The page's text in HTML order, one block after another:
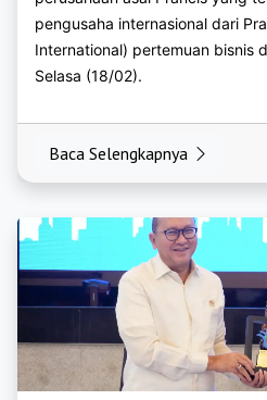
https://bkpmsidoarjo.org
https://bkpmsitubondo.org
https://bkpmtrenggalek.org
https://
https://bkpmbatu.org
https://bkpmblitar.com
https://bkpmkotakediri.com
pengusaha internasional dari
International) pertemuan bisnis
Selasa (18/02).
Baca Selengkapnya